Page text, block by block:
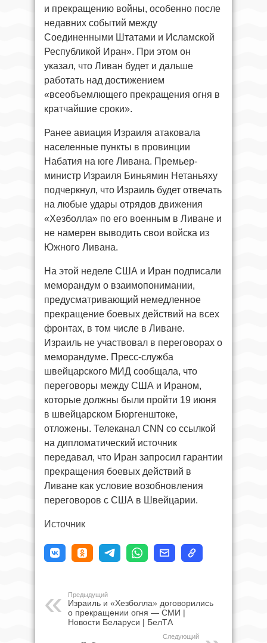
и прекращению войны, особенно после
недавних событий между
Соединенными Штатами и Исламской
Республикой Иран». При этом он
указал, что Ливан будет и дальше
работать над достижением
«всеобъемлющего прекращения огня в
кратчайшие сроки».
Ранее авиация Израиля атаковала
населенные пункты в провинции
Набатия на юге Ливана. Премьер-
министр Израиля Биньямин Нетаньяху
подчеркнул, что Израиль будет отвечать
на любые удары отрядов движения
«Хезболла» по его военным в Ливане и
не намерен выводить свои войска из
Южного Ливана.
На этой неделе США и Иран подписали
меморандум о взаимопонимании,
предусматривающий немедленное
прекращение боевых действий на всех
фронтах, в том числе в Ливане.
Израиль не участвовал в переговорах о
меморандуме. Пресс-служба
швейцарского МИД сообщала, что
переговоры между США и Ираном,
которые должны были пройти 19 июня
в швейцарском Бюргенштоке,
отложены. Телеканал CNN со ссылкой
на дипломатический источник
передавал, что Иран запросил гарантии
прекращения боевых действий в
Ливане как условие возобновления
переговоров с США в Швейцарии.
Источник
Предыдущий
Израиль и «Хезболла» договорились
о прекращении огня — СМИ |
Новости Беларуси | БелТА
Следующий